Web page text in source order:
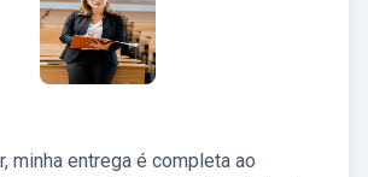
minha entrega é completa ao